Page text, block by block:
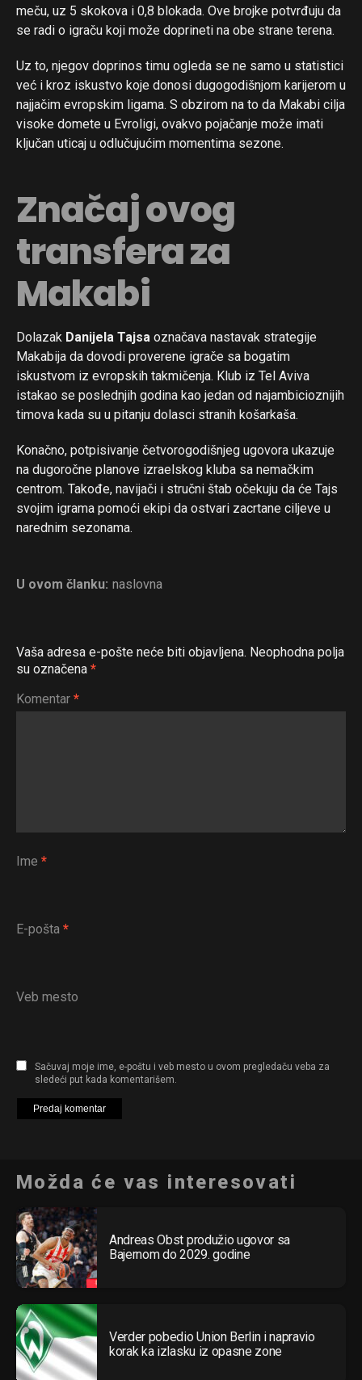
meču, uz 5 skokova i 0,8 blokada. Ove brojke potvrđuju da
se radi o igraču koji može doprineti na obe strane terena.
Uz to, njegov doprinos timu ogleda se ne samo u statistici
već i kroz iskustvo koje donosi dugogodišnjom karijerom u
najjačim evropskim ligama. S obzirom na to da Makabi cilja
visoke domete u Evroligi, ovakvo pojačanje može imati
ključan uticaj u odlučujućim momentima sezone.
Značaj ovog
transfera za
Makabi
Dolazak Danijela Tajsa označava nastavak strategije
Makabija da dovodi proverene igrače sa bogatim
iskustvom iz evropskih takmičenja. Klub iz Tel Aviva
istakao se poslednjih godina kao jedan od najambicioznijih
timova kada su u pitanju dolasci stranih košarkaša.
Konačno, potpisivanje četvorogodišnjeg ugovora ukazuje
na dugoročne planove izraelskog kluba sa nemačkim
centrom. Takođe, navijači i stručni štab očekuju da će Tajs
svojim igrama pomoći ekipi da ostvari zacrtane ciljeve u
narednim sezonama.
U ovom članku: naslovna
Vaša adresa e-pošte neće biti objavljena. Neophodna polja
su označena *
Komentar *
Ime *
E-pošta *
Veb mesto
Sačuvaj moje ime, e-poštu i veb mesto u ovom pregledaču veba za
sledeći put kada komentarišem.
Možda će vas interesovati
Andreas Obst produžio ugovor sa
Bajernom do 2029. godine
Verder pobedio Union Berlin i napravio
korak ka izlasku iz opasne zone